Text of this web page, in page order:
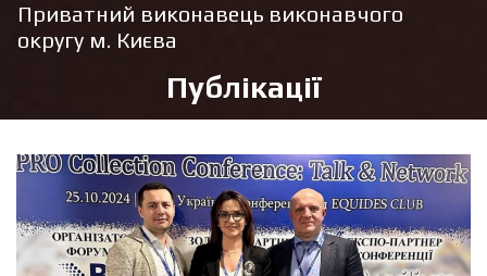
Приватний виконавець виконавчого
округу м. Києва
Публікації